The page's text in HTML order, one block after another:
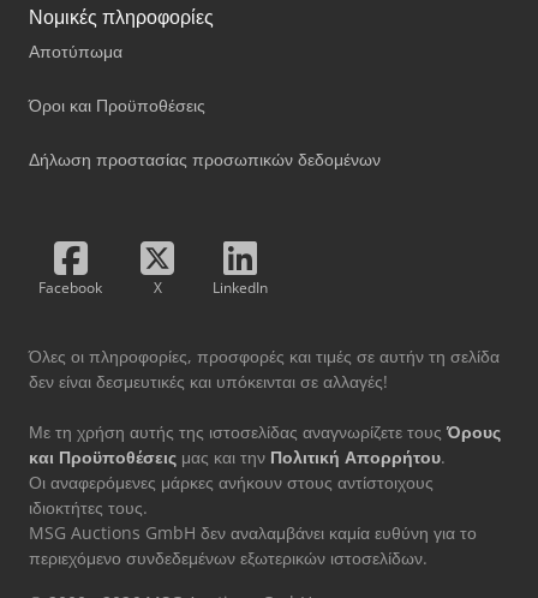
Νομικές πληροφορίες
Αποτύπωμα
Όροι και Προϋποθέσεις
Δήλωση προστασίας προσωπικών δεδομένων
Facebook X LinkedIn
Όλες οι πληροφορίες, προσφορές και τιμές σε αυτήν τη σελίδα
δεν είναι δεσμευτικές και υπόκεινται σε αλλαγές!
Με τη χρήση αυτής της ιστοσελίδας αναγνωρίζετε τους Όρους
και Προϋποθέσεις μας και την Πολιτική Απορρήτου.
Οι αναφερόμενες μάρκες ανήκουν στους αντίστοιχους
ιδιοκτήτες τους.
MSG Auctions GmbH δεν αναλαμβάνει καμία ευθύνη για το
περιεχόμενο συνδεδεμένων εξωτερικών ιστοσελίδων.